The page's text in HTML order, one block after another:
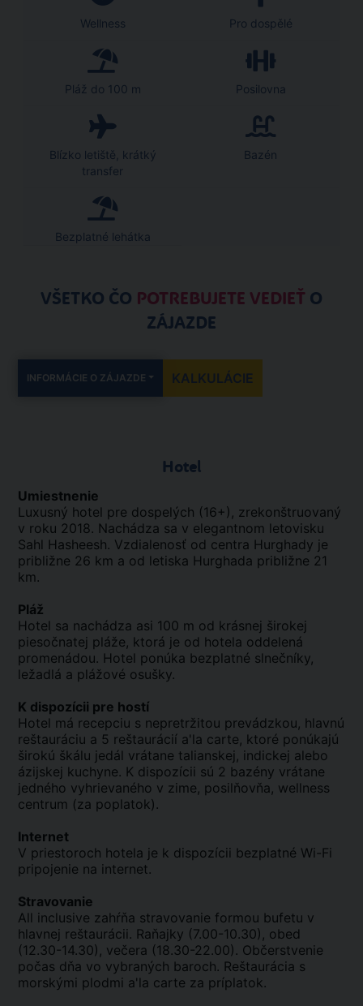
Wellness Pro dospělé
Pláž do 100 m Posilovna
Blízko letiště, krátký
transfer
Bazén
Bezplatné lehátka
VŠETKO ČO POTREBUJETE VEDIEŤ O
ZÁJAZDE
INFORMÁCIE O ZÁJAZDE KALKULÁCIE
Hotel
Umiestnenie
Luxusný hotel pre dospelých (16+), zrekonštruovaný
v roku 2018. Nachádza sa v elegantnom letovisku
Sahl Hasheesh. Vzdialenosť od centra Hurghady je
približne 26 km a od letiska Hurghada približne 21
km.
Pláž
Hotel sa nachádza asi 100 m od krásnej širokej
piesočnatej pláže, ktorá je od hotela oddelená
promenádou. Hotel ponúka bezplatné slnečníky,
ležadlá a plážové osušky.
K dispozícii pre hostí
Hotel má recepciu s nepretržitou prevádzkou, hlavnú
reštauráciu a 5 reštaurácií a'la carte, ktoré ponúkajú
širokú škálu jedál vrátane talianskej, indickej alebo
ázijskej kuchyne. K dispozícii sú 2 bazény vrátane
jedného vyhrievaného v zime, posilňovňa, wellness
centrum (za poplatok).
Internet
V priestoroch hotela je k dispozícii bezplatné Wi-Fi
pripojenie na internet.
Stravovanie
All inclusive zahŕňa stravovanie formou bufetu v
hlavnej reštaurácii. Raňajky (7.00-10.30), obed
(12.30-14.30), večera (18.30-22.00). Občerstvenie
počas dňa vo vybraných baroch. Reštaurácia s
morskými plodmi a'la carte za príplatok.